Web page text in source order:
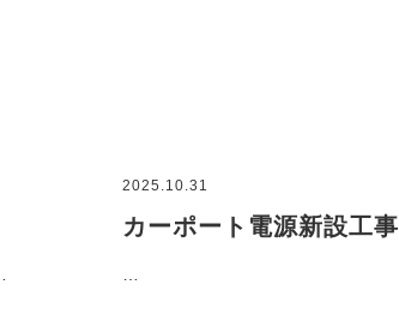
2025.10.31
カーポート電源新設工事